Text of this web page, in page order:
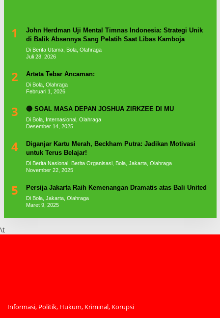
1
John Herdman Uji Mental Timnas Indonesia: Strategi Unik
di Balik Absennya Sang Pelatih Saat Libas Kamboja
Di Berita Utama, Bola, Olahraga
Juli 28, 2026
2 Arteta Tebar Ancaman:
Di Bola, Olahraga
Februari 1, 2026
3 🔴 SOAL MASA DEPAN JOSHUA ZIRKZEE DI MU
Di Bola, Internasional, Olahraga
Desember 14, 2025
4
Diganjar Kartu Merah, Beckham Putra: Jadikan Motivasi
untuk Terus Belajar!
Di Berita Nasional, Berita Organisasi, Bola, Jakarta, Olahraga
November 22, 2025
5 Persija Jakarta Raih Kemenangan Dramatis atas Bali United
Di Bola, Jakarta, Olahraga
Maret 9, 2025
\t
Informasi, Politik, Hukum, Kriminal, Korupsi